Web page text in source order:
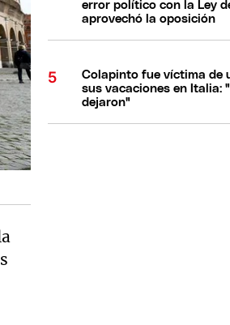
error político con la Ley
aprovechó la oposición
Colapinto fue víctima de
sus vacaciones en Italia:
dejaron"